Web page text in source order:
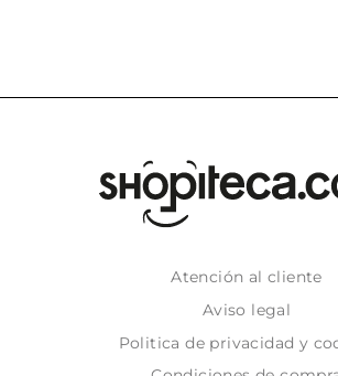
Atención al cliente
Aviso legal
Politica de privacidad y